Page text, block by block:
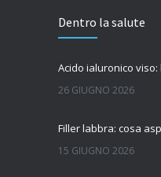
Dentro la salute
Acido ialuronico
26 GIUGNO 2026
Filler labbra: cosa
15 GIUGNO 2026